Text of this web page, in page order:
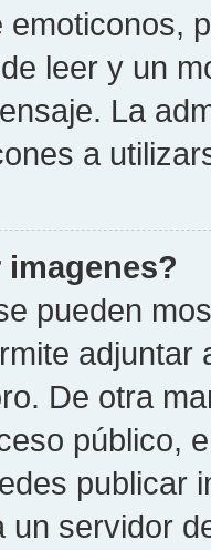
emoticonos,
leer y un
La
a
pueden
De otra
público,
publicar
un servidor